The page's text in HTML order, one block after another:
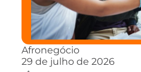
Afronegócio
29 de julho de 2026